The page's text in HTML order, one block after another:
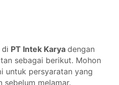
di PT Intek Karya dengan
sebagai berikut. Mohon
untuk persyaratan yang
sebelum melamar.